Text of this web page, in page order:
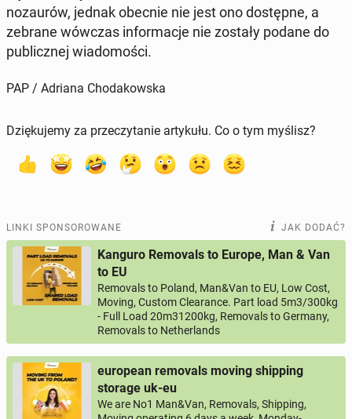
no­zau­rów, jednak obecnie nie jest ono do­stęp­ne, a
zebrane wówczas in­for­ma­cje nie zostały podane do
pu­blicz­nej wia­do­mo­ści.
PAP / Adriana Chodakowska
Dziękujemy za przeczytanie artykułu. Co o tym myślisz?
LINKI SPONSOROWANE JAK DODAĆ?
Kanguro Removals to Europe, Man & Van
to EU
Removals to Poland, Man&Van to EU, Low Cost,
Moving, Custom Clearance. Part load 5m3/300kg
- Full Load 20m31200kg, Removals to Germany,
Removals to Netherlands
european removals moving shipping
storage uk-eu
We are No1 Man&Van, Removals, Shipping,